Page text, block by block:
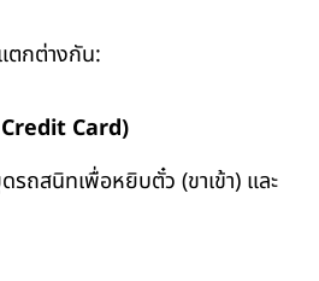
ตกต่างกัน:
Card)
รถสนิทเพื่อหยิบตั๋ว (ขาเข้า) และ